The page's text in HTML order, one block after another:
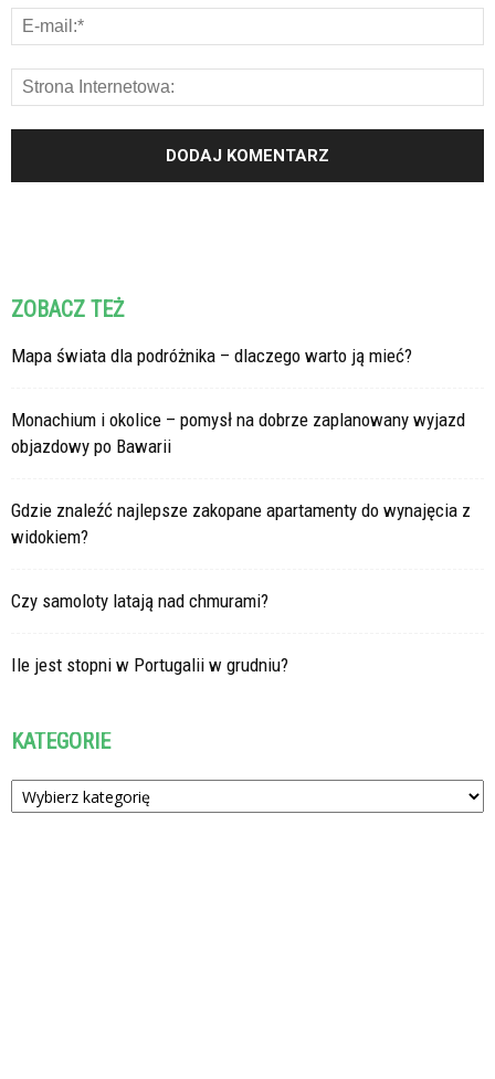
ZOBACZ TEŻ
Mapa świata dla podróżnika – dlaczego warto ją mieć?
Monachium i okolice – pomysł na dobrze zaplanowany wyjazd
objazdowy po Bawarii
Gdzie znaleźć najlepsze zakopane apartamenty do wynajęcia z
widokiem?
Czy samoloty latają nad chmurami?
Ile jest stopni w Portugalii w grudniu?
KATEGORIE
Kategorie